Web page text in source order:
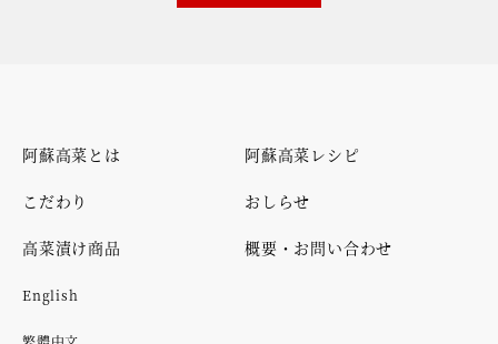
阿蘇高菜とは
こだわり
高菜漬け商品
阿蘇高菜レシピ
おしらせ
概要・お問い合わせ
English